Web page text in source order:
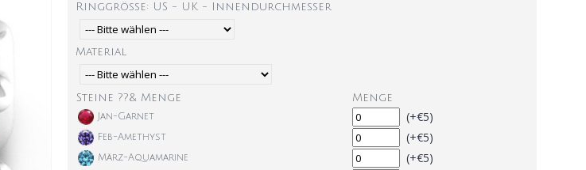
Ringgröße: US - UK - Innendurchmesser
Material
Steine ??& Menge Menge
Jan-Garnet (+€5)
Feb-Amethyst (+€5)
März-Aquamarine (+€5)